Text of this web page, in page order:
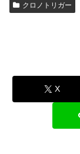
クロノトリガー
X